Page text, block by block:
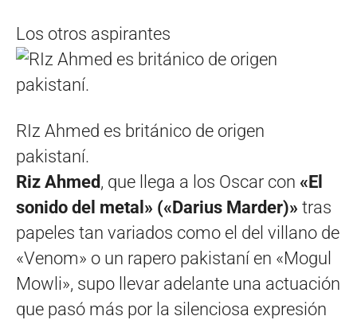
Los otros aspirantes
RIz Ahmed es británico de origen
pakistaní.
Riz Ahmed , que llega a los Oscar con «El
sonido del metal» («Darius Marder)» tras
papeles tan variados como el del villano de
«Venom» o un rapero pakistaní en «Mogul
Mowli», supo llevar adelante una actuación
que pasó más por la silenciosa expresión